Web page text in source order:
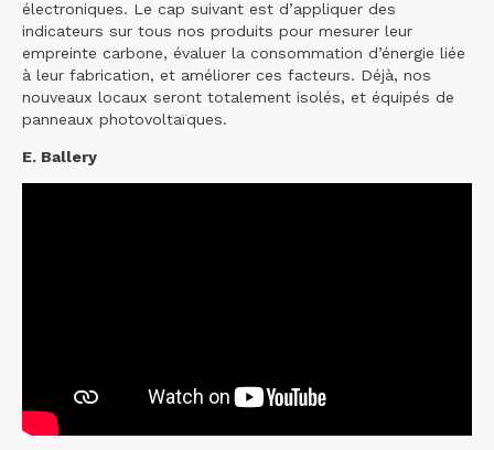
électroniques. Le cap suivant est d’appliquer des
indicateurs sur tous nos produits pour mesurer leur
empreinte carbone, évaluer la consommation d’énergie liée
à leur fabrication, et améliorer ces facteurs. Déjà, nos
nouveaux locaux seront totalement isolés, et équipés de
panneaux photovoltaïques.
E. Ballery